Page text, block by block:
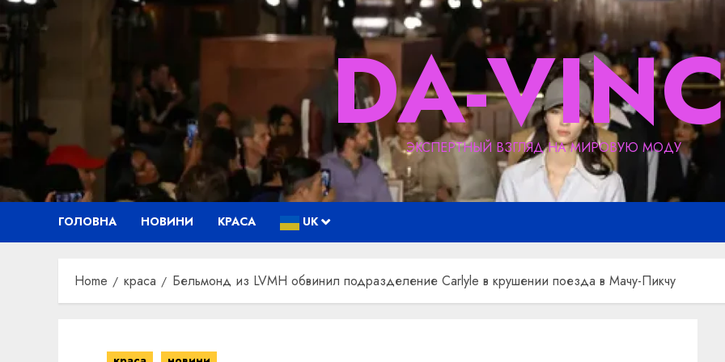
Skip
to
DA-
ЭКСПЕРТНЫЙ ВЗГЛЯД НА МИРОВУЮ МОДУ
ГОЛОВНА НОВИНИ КРАСА UK
Home краса Бельмонд из LVMH обвинил подразделение Carlyle в крушении поезда в Мачу-Пикчу